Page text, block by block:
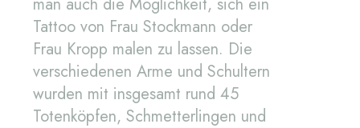
Tattoo von Frau Stockmann oder
Frau Kropp malen zu lassen. Die
verschiedenen Arme und Schultern
wurden mit insgesamt rund 45
Totenköpfen, Schmetterlingen und